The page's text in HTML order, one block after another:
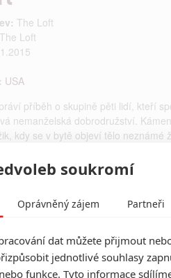
The Loft
The Loft
USA
příběh o skupině pěti lidí, kteří
nemanželská dobrodružství.
kdy se v bytě objeví tělo neznámé
jistý a prvotní důvěra se vytrácí.
je, kdo je vrah. Loft je
ujal i tentokrát Erik Van Looy.
soukromí
Oprávněný zájem Partneři
dat můžete přijmout
jednotlivé souhlasy
funkce. Tyto informace